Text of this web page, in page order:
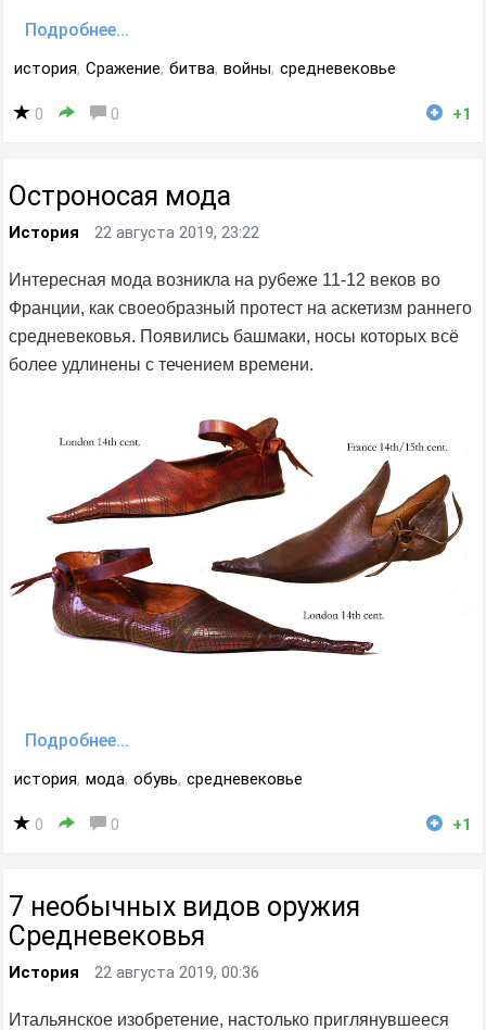
Подробнее...
история, Сражение, битва, войны, средневековье
0 0 +1
Остроносая мода
История 22 августа 2019, 23:22
Интересная мода возникла на рубеже 11-12 веков во
Франции, как своеобразный протест на аскетизм раннего
средневековья. Появились башмаки, носы которых всё
более удлинены с течением времени.
Подробнее...
история, мода, обувь, средневековье
0 0 +1
7 необычных видов оружия
Средневековья
История 22 августа 2019, 00:36
Итальянское изобретение, настолько приглянувшееся